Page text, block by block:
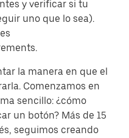
y verificar si tu
uno que lo sea).
la manera en que el
Comenzamos en
sencillo: ¿cómo
un botón? Más de 15
seguimos creando